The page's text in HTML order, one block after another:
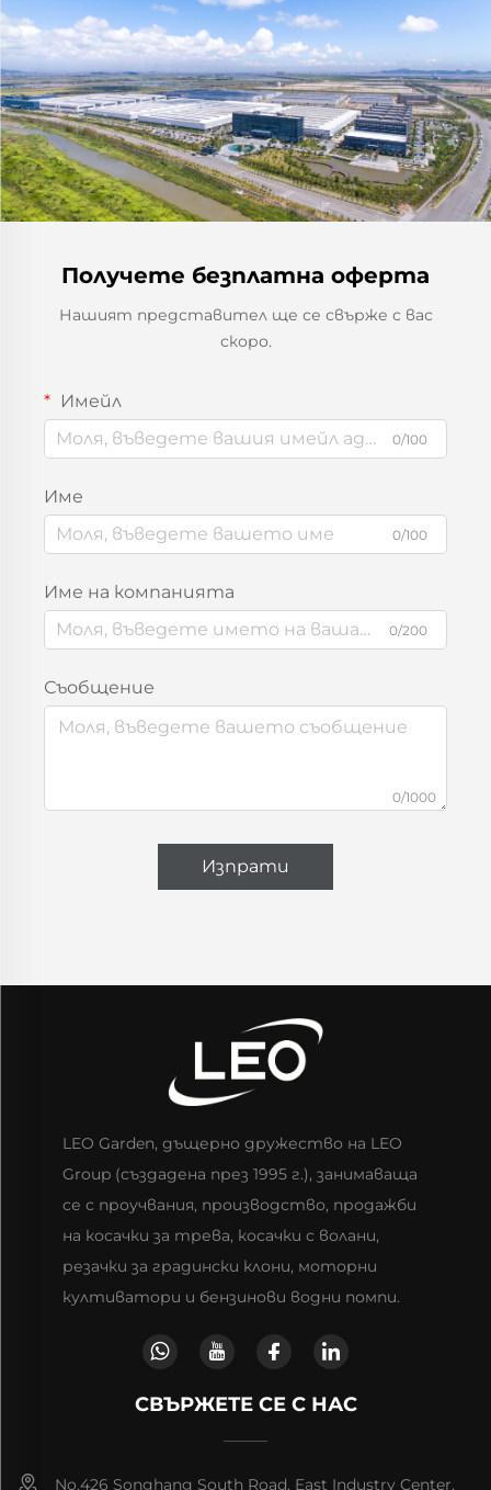
Получете безплатна оферта
Нашият представител ще се свърже с вас
скоро.
Имейл
0/100
Име
0/100
Име на компанията
0/200
Съобщение
0/1000
Изпрати
LEO Garden, дъщерно дружество на LEO
Group (създадена през 1995 г.), занимаваща
се с проучвания, производство, продажби
на косачки за трева, косачки с волани,
резачки за градински клони, моторни
култиватори и бензинови водни помпи.
СВЪРЖЕТЕ СЕ С НАС
No.426 Songhang South Road, East Industry Center,